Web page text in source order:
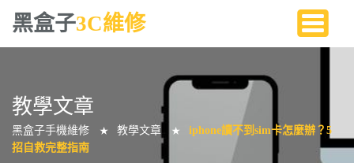
黑盒子3C維修
教學文章
黑盒子手機維修 ★ 教學文章 ★
iphone讀不到sim卡怎麼辦？5
招自救完整指南